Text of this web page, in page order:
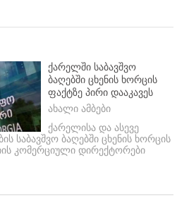
ქარელში საბავშვო
ბაღებში ცხენის ხორცის
ფაქტზე პირი დააკავეს
ახალი ამბები
ქარელისა და ასევე
საბავშვო ბაღებში ცხენის ხორცის
კომერციული დირექტორები